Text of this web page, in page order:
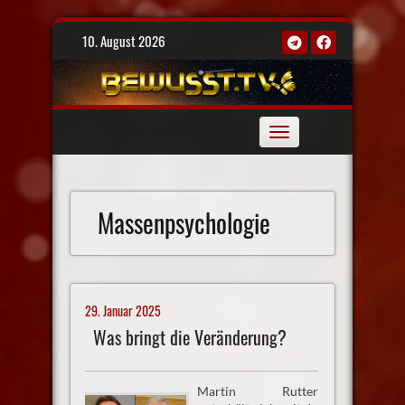
Skip
10. August 2026
Toggle
navigation
Massenpsychologie
29. Januar 2025
Was bringt die Veränderung?
Martin Rutter